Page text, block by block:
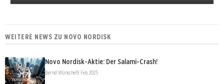
WEITERE NEWS ZU NOVO NORDISK
Novo Nordisk-Aktie: Der Salami-Crash!
Bernd Wünsche19. Feb. 2025